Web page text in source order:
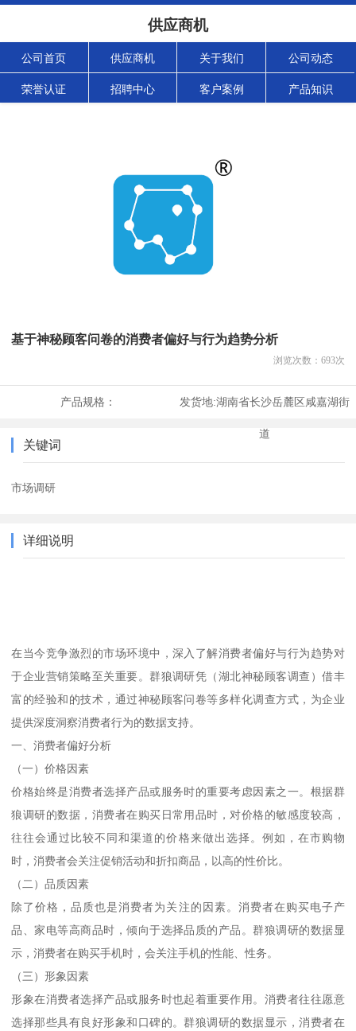
供应商机
公司首页 供应商机 关于我们 公司动态
荣誉认证 招聘中心 客户案例 产品知识
基于神秘顾客问卷的消费者偏好与行为趋势分析
浏览次数： 693次
产品规格： 发货地:湖南省长沙岳麓区咸嘉湖街
道
关键词
市场调研
详细说明
在当今竞争激烈的市场环境中，深入了解消费者偏好与行为趋势对
于企业营销策略至关重要。群狼调研凭（湖北神秘顾客调查）借丰
富的经验和的技术，通过神秘顾客问卷等多样化调查方式，为企业
提供深度洞察消费者行为的数据支持。
一、消费者偏好分析
（一）价格因素
价格始终是消费者选择产品或服务时的重要考虑因素之一。根据群
狼调研的数据，消费者在购买日常用品时，对价格的敏感度较高，
往往会通过比较不同和渠道的价格来做出选择。例如，在市购物
时，消费者会关注促销活动和折扣商品，以高的性价比。
（二）品质因素
除了价格，品质也是消费者为关注的因素。消费者在购买电子产
品、家电等高商品时，倾向于选择品质的产品。群狼调研的数据显
示，消费者在购买手机时，会关注手机的性能、性务。
（三）形象因素
形象在消费者选择产品或服务时也起着重要作用。消费者往往愿意
选择那些具有良好形象和口碑的。群狼调研的数据显示，消费者在